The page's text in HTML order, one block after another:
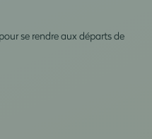
se rendre aux départs de